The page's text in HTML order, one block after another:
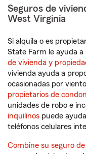
Seguros de
West Virginia
Si alquila o es
State Farm le ayuda
de vivienda y
vivienda ayuda a
ocasionadas por
propietarios de
unidades de robo e
inquilinos puede
teléfonos celulares
Combine su seguro